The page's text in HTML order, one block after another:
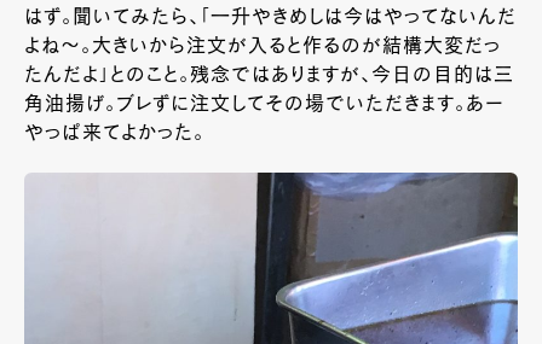
はず。聞いてみたら、「一升やきめしは今はやってないんだ
よね～。大きいから注文が入ると作るのが結構大変だっ
たんだよ」とのこと。残念ではありますが、今日の目的は三
角油揚げ。ブレずに注文してその場でいただきます。あー
やっぱ来てよかった。